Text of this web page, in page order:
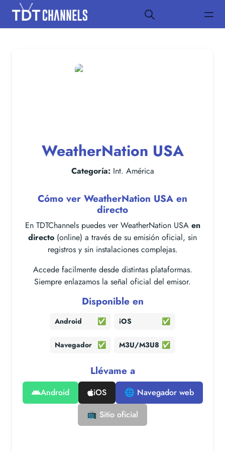
WeatherNation USA
Categoría: Int. América
Cómo ver WeatherNation USA en
directo
En TDTChannels puedes ver WeatherNation USA en
directo (online) a través de su emisión oficial, sin
registros y sin instalaciones complejas.
Accede facilmente desde distintas plataformas.
Siempre enlazamos la señal oficial del emisor.
Disponible en
Android ✅ iOS ✅
Navegador ✅ M3U/M3U8 ✅
Llévame a
Android iOS
🌐 Navegador web
📺 Sitio oficial